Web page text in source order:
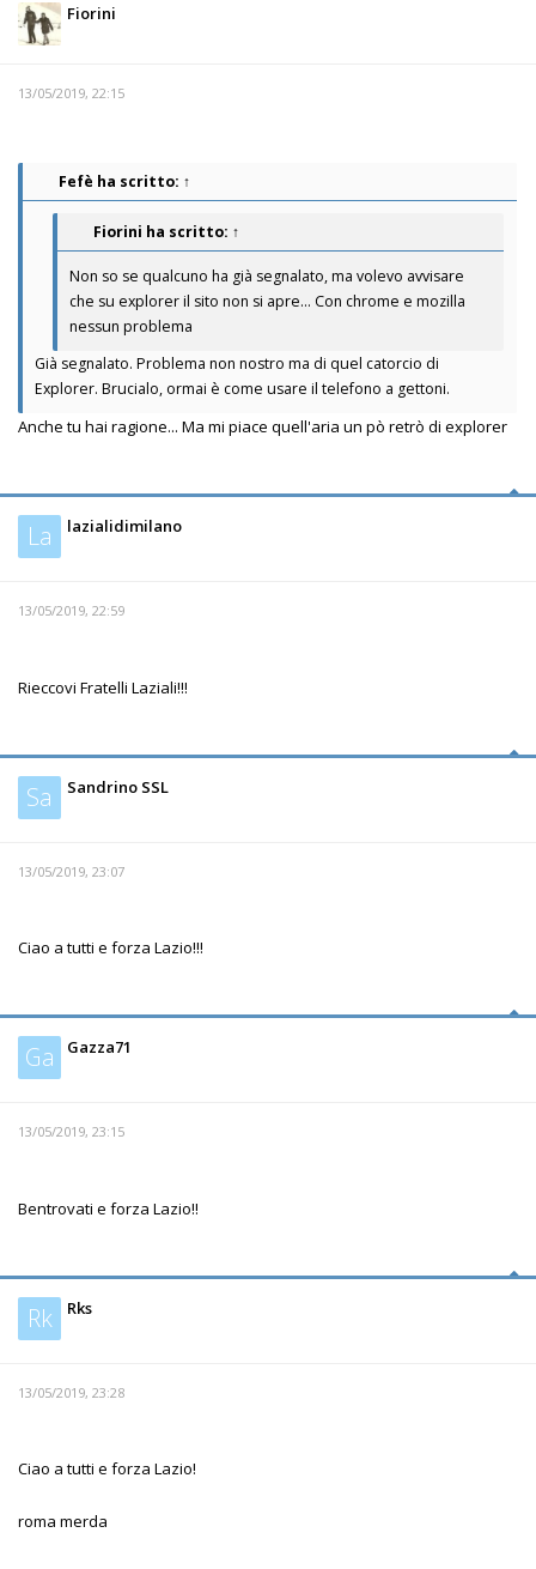
Fiorini
13/05/2019, 22:15
Fefè ha scritto: ↑
Fiorini ha scritto: ↑
Non so se qualcuno ha già segnalato, ma volevo avvisare
che su explorer il sito non si apre... Con chrome e mozilla
nessun problema
Già segnalato. Problema non nostro ma di quel catorcio di
Explorer. Brucialo, ormai è come usare il telefono a gettoni.
Anche tu hai ragione... Ma mi piace quell'aria un pò retrò di explorer
La lazialidimilano
13/05/2019, 22:59
Rieccovi Fratelli Laziali!!!
Sa Sandrino SSL
13/05/2019, 23:07
Ciao a tutti e forza Lazio!!!
Ga Gazza71
13/05/2019, 23:15
Bentrovati e forza Lazio!!
Rk Rks
13/05/2019, 23:28
Ciao a tutti e forza Lazio!
roma merda